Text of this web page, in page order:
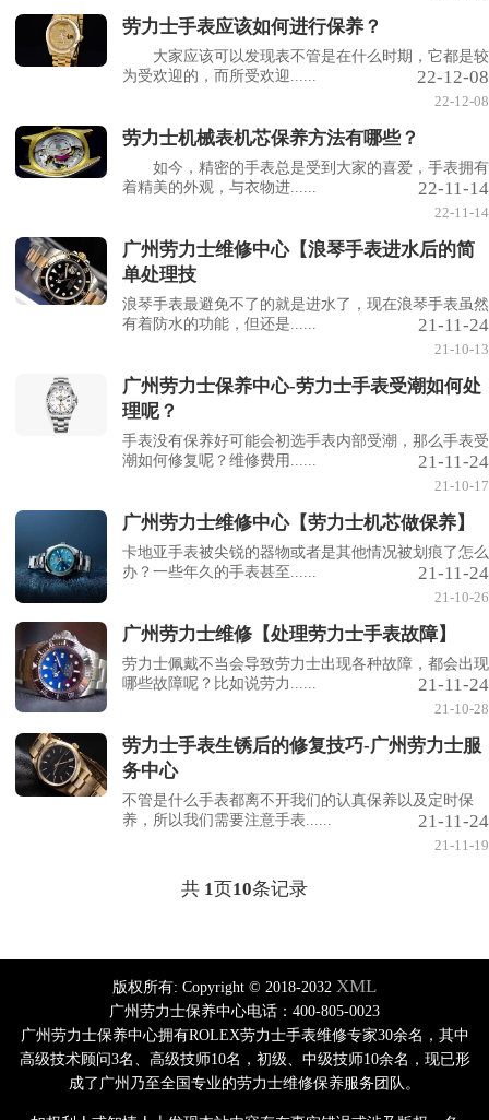
劳力士手表应该如何进行保养？
大家应该可以发现表不管是在什么时期，它都是较
为受欢迎的，而所受欢迎......
22-12-08
22-12-08
劳力士机械表机芯保养方法有哪些？
如今，精密的手表总是受到大家的喜爱，手表拥有
着精美的外观，与衣物进......
22-11-14
22-11-14
广州劳力士维修中心【浪琴手表进水后的简
单处理技
浪琴手表最避免不了的就是进水了，现在浪琴手表虽然
有着防水的功能，但还是......
21-11-24
21-10-13
广州劳力士保养中心-劳力士手表受潮如何处
理呢？
手表没有保养好可能会初选手表内部受潮，那么手表受
潮如何修复呢？维修费用......
21-11-24
21-10-17
广州劳力士维修中心【劳力士机芯做保养】
卡地亚手表被尖锐的器物或者是其他情况被划痕了怎么
办？一些年久的手表甚至......
21-11-24
21-10-26
广州劳力士维修【处理劳力士手表故障】
劳力士佩戴不当会导致劳力士出现各种故障，都会出现
哪些故障呢？比如说劳力......
21-11-24
21-10-28
劳力士手表生锈后的修复技巧-广州劳力士服
务中心
不管是什么手表都离不开我们的认真保养以及定时保
养，所以我们需要注意手表......
21-11-24
21-11-19
共 1 页 10条记录
版权所有: Copyright © 2018-2032 XML
广州劳力士保养中心电话：400-805-0023
广州劳力士保养中心拥有ROLEX劳力士手表维修专家30余名，其中
高级技术顾问3名、高级技师10名，初级、中级技师10余名，现已形
成了广州乃至全国专业的劳力士维修保养服务团队。